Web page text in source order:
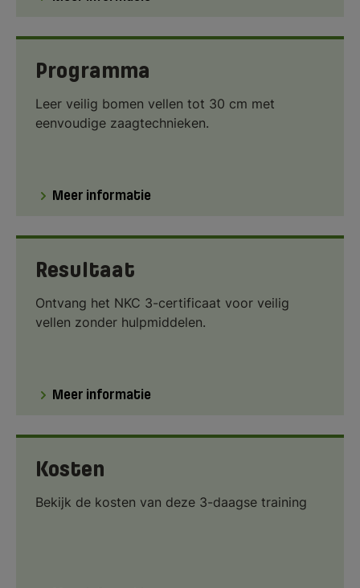
Programma
Leer veilig bomen vellen tot 30 cm met
eenvoudige zaagtechnieken.
Meer informatie
Resultaat
Ontvang het NKC 3-certificaat voor veilig
vellen zonder hulpmiddelen.
Meer informatie
Kosten
Bekijk de kosten van deze 3-daagse training